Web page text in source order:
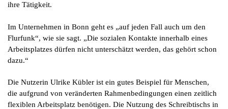
ihre Tätigkeit.
Im Unternehmen in Bonn geht es „auf jeden Fall auch um den
Flurfunk“, wie sie sagt. „Die sozialen Kontakte innerhalb eines
Arbeitsplatzes dürfen nicht unterschätzt werden, das gehört schon
dazu.“
Die Nutzerin Ulrike Kübler ist ein gutes Beispiel für Menschen,
die aufgrund von veränderten Rahmenbedingungen einen zeitlich
flexiblen Arbeitsplatz benötigen. Die Nutzung des Schreibtischs in